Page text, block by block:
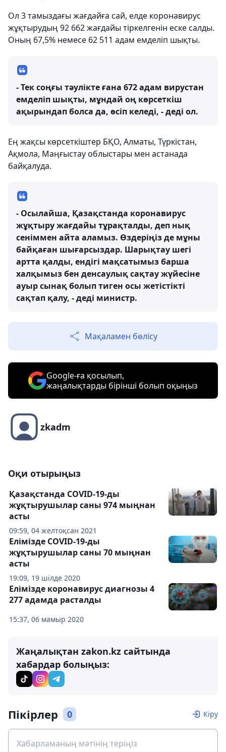
Ол 3 тамыздағы жағдайға сай, елде коронавирус
жұқтырудың 92 662 жағдайы тіркелгенін еске салды.
Оның 67,5% немесе 62 511 адам емделіп шықты.
- Тек соңғы тәулікте ғана 672 адам вирустан
емделіп шықты, мұндай оң көрсеткіш
ақырындап болса да, өсіп келеді, - деді ол.
Ең жақсы көрсеткіштер БҚО, Алматы, Түркістан,
Ақмола, Маңғыстау облыстары мен астанада
байқалуда.
- Осылайша, Қазақстанда коронавирус
жұқтыру жағдайы тұрақталды, деп нық
сеніммен айта аламыз. Өздеріңіз де мұны
байқаған шығарсыздар. Шарықтау шегі
артта қалды, ендігі мақсатымыз барша
халқымыз бен денсаулық сақтау жүйесіне
ауыр сынақ болып тиген осы жетістікті
сақтап қалу, - деді министр.
Мақаламен бөлісу
Google-ға қосылып,
жаңалықтарды бірінші болып оқыңыз
zkadm
Оқи отырыңыз
09:59, 04 желтоқсан 2021
Қазақстанда COVID-19-ды
жұқтырушылар саны 974 мыңнан
асты
19:09, 19 шілде 2020
Елімізде COVID-19-ды
жұқтырушылар саны 70 мыңнан
асты
15:37, 06 мамыр 2020
Елімізде коронавирус диагнозы 4
277 адамда расталды
Жаңалықтан zakon.kz сайтында
хабардар болыңыз:
Пікірлер 0 Кіру